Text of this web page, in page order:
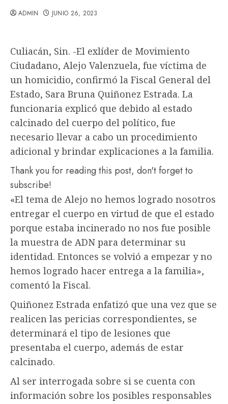
ADMIN JUNIO 26, 2023
Culiacán, Sin. -El exlíder de Movimiento
Ciudadano, Alejo Valenzuela, fue víctima de
un homicidio, confirmó la Fiscal General del
Estado, Sara Bruna Quiñonez Estrada. La
funcionaria explicó que debido al estado
calcinado del cuerpo del político, fue
necesario llevar a cabo un procedimiento
adicional y brindar explicaciones a la familia.
Thank you for reading this post, don't forget to
subscribe!
«El tema de Alejo no hemos logrado nosotros
entregar el cuerpo en virtud de que el estado
porque estaba incinerado no nos fue posible
la muestra de ADN para determinar su
identidad. Entonces se volvió a empezar y no
hemos logrado hacer entrega a la familia»,
comentó la Fiscal.
Quiñonez Estrada enfatizó que una vez que se
realicen las pericias correspondientes, se
determinará el tipo de lesiones que
presentaba el cuerpo, además de estar
calcinado.
Al ser interrogada sobre si se cuenta con
información sobre los posibles responsables